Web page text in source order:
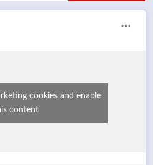
cookies and enable
content